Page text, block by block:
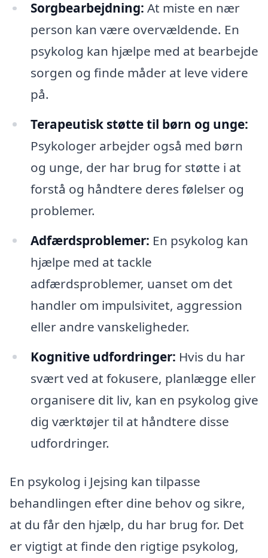
Sorgbearbejdning: At miste en nær
person kan være overvældende. En
psykolog kan hjælpe med at bearbejde
sorgen og finde måder at leve videre
på.
Terapeutisk støtte til børn og unge:
Psykologer arbejder også med børn
og unge, der har brug for støtte i at
forstå og håndtere deres følelser og
problemer.
Adfærdsproblemer: En psykolog kan
hjælpe med at tackle
adfærdsproblemer, uanset om det
handler om impulsivitet, aggression
eller andre vanskeligheder.
Kognitive udfordringer: Hvis du har
svært ved at fokusere, planlægge eller
organisere dit liv, kan en psykolog give
dig værktøjer til at håndtere disse
udfordringer.
En psykolog i Jejsing kan tilpasse
behandlingen efter dine behov og sikre,
at du får den hjælp, du har brug for. Det
er vigtigt at finde den rigtige psykolog,